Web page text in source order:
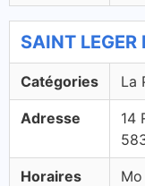
SAINT
Catégories La
Adresse
14
Horaires